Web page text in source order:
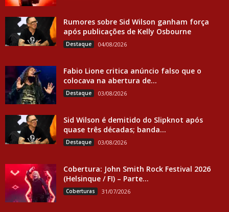
Rumores sobre Sid Wilson ganham força
após publicações de Kelly Osbourne
Destaque 04/08/2026
Fabio Lione critica anúncio falso que o
colocava na abertura de...
Destaque 03/08/2026
Sid Wilson é demitido do Slipknot após
quase três décadas; banda...
Destaque 03/08/2026
Cobertura: John Smith Rock Festival 2026
(Helsinque / FI) – Parte...
Coberturas 31/07/2026